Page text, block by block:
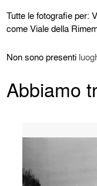
Tutte le fotografie per:
come Viale della
Non sono presenti
Abbiamo